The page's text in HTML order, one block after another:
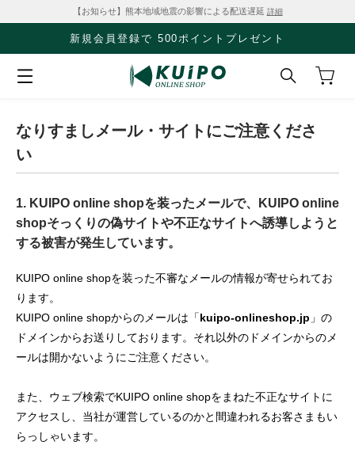
【お知らせ】熊本地域地震の影響による配送遅延 詳細
新規会員登録で 500ポイントプレゼント
なりすましメール・サイトにご注意くださ
い
1. KUIPO online shopを装ったメールで、KUIPO online
shopそっくりの偽サイトや不正なサイトへ誘導しようと
する被害が発生しています。
KUIPO online shopを装った不審なメールの情報が寄せられてお
ります。
KUIPO online shopからのメールは「kuipo-onlineshop.jp 」の
ドメインからお送りしております。それ以外のドメインからのメ
ールは開かないようにご注意ください。
また、ウェブ検索でKUIPO online shopをまねた不正なサイトに
アクセスし、当社が運営しているのかと間違われるお客さまもい
らっしゃいます。